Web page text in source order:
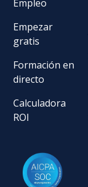
Empleo
Empezar
gratis
Formación en
directo
Calculadora
ROI